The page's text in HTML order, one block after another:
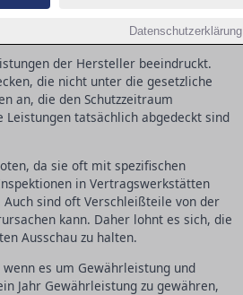
Datenschutzerklärung
um eine freiwillige Leistung
der Hersteller beeindruckt.
die nicht unter die gesetzliche
an, die den Schutzzeitraum
tatsächlich abgedeckt sind
da sie oft mit spezifischen
in Vertragswerkstätten
sind oft Verschleißteile von der
kann. Daher lohnt es sich, die
Ausschau zu halten.
es um Gewährleistung und
Jahr Gewährleistung zu gewähren,